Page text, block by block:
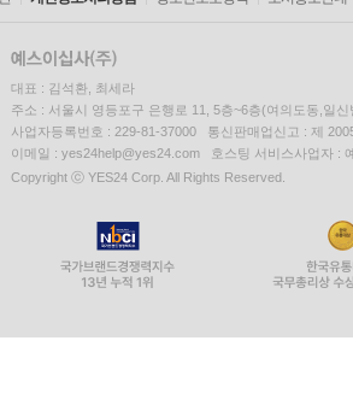
대표 : 김석환, 최세라
주소 : 서울시 영등포구 은행로 11, 5층~6층(여의도동,일신
사업자등록번호 : 229-81-37000 통신판매업신고 : 제
이메일 : yes24help@yes24.com 호스팅 서비스사업자 :
Copyright ⓒ YES24 Corp. All Rights Reserved.